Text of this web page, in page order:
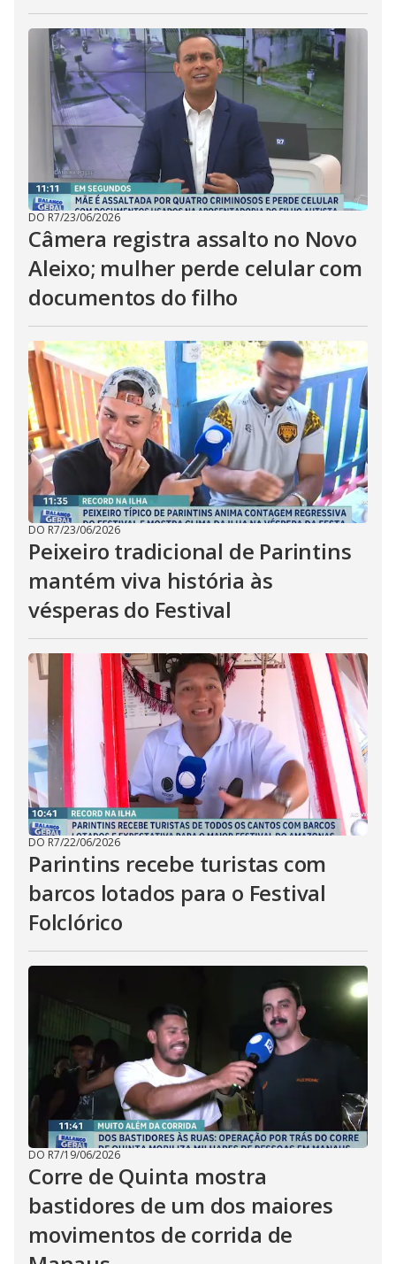
DO R7/23/06/2026
Câmera registra assalto no Novo
Aleixo; mulher perde celular com
documentos do filho
DO R7/23/06/2026
Peixeiro tradicional de Parintins
mantém viva história às
vésperas do Festival
DO R7/22/06/2026
Parintins recebe turistas com
barcos lotados para o Festival
Folclórico
DO R7/19/06/2026
Corre de Quinta mostra
bastidores de um dos maiores
movimentos de corrida de